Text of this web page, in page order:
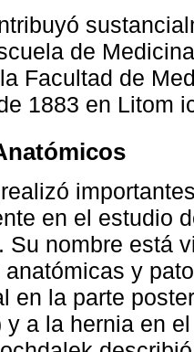
de
Facultad de
1883 en Litom
en el estudio
Su nombre está
anatómicas y
en la parte
y a la hernia en